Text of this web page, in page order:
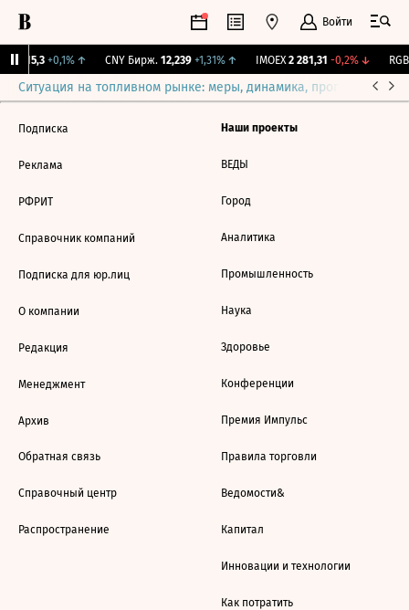
Войти
115,3 +0,1%↑ CNY Бирж. 12,239 +1,31%↑ IMOEX 2 281,31 -0,2%↓
Ситуация на топливном рынке: меры, динамика, прогнозы
Подписка
Реклама
РФРИТ
Справочник компаний
Подписка для юр.лиц
О компании
Редакция
Менеджмент
Архив
Обратная связь
Справочный центр
Распространение
Наши проекты
ВЕДЫ
Город
Аналитика
Промышленность
Наука
Здоровье
Конференции
Премия Импульс
Правила торговли
Ведомости&
Капитал
Инновации и технологии
Как потратить